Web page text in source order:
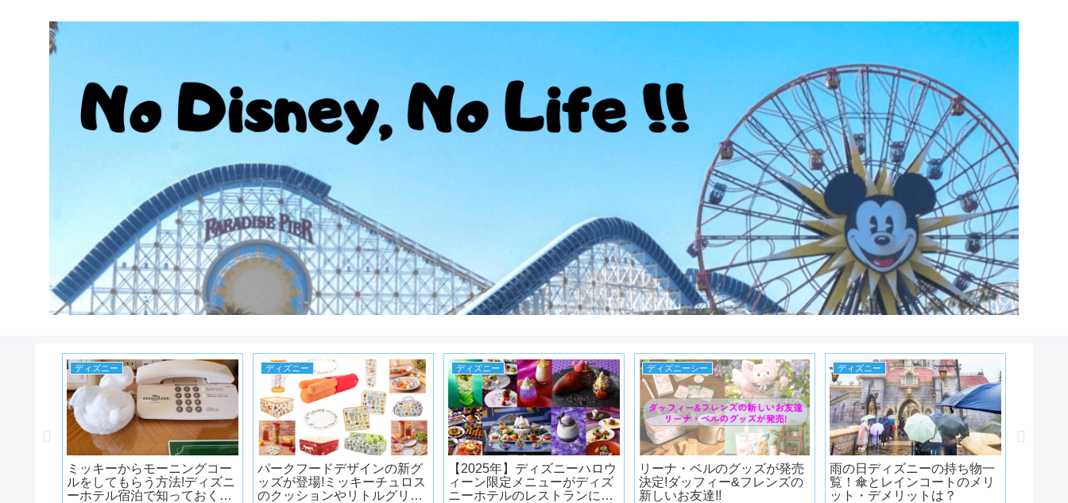
ディズニー
ミッキーからモーニングコー
ルをしてもらう方法!ディズニ
ーホテル宿泊で知っておくと
ディズニー
パークフードデザインの新グ
ッズが登場!ミッキーチュロス
のクッションやリトルグリー
ディズニー
【2025年】ディズニーハロウ
ィーン限定メニューがディズ
ニーホテルのレストランに登
ディズニーシー
リーナ・ベルのグッズが発売
決定!ダッフィー&フレンズの
新しいお友達!!
ディズニー
雨の日ディズニーの持ち物一
覧！傘とレインコートのメリ
ット・デメリットは？